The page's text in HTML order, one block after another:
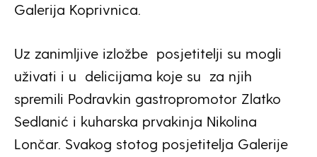
Galerija Koprivnica.
Uz zanimljive izložbe posjetitelji su mogli
uživati i u delicijama koje su za njih
spremili Podravkin gastropromotor Zlatko
Sedlanić i kuharska prvakinja Nikolina
Lončar. Svakog stotog posjetitelja Galerije